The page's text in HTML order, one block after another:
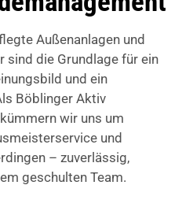
Außenanlagen und
sind die Grundlage für ein
und ein
Böblinger Aktiv
wir uns um
und
– zuverlässig,
geschulten Team.